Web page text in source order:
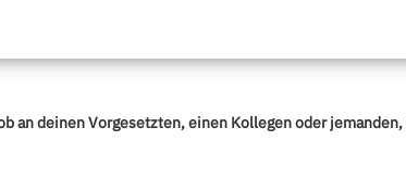
an deinen Vorgesetzten, einen Kollegen oder